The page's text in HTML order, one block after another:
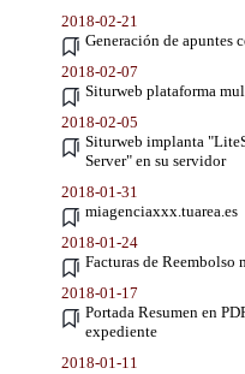
2018-02-21
Generación de apuntes
2018-02-07
Siturweb plataforma
2018-02-05
Siturweb implanta
Server" en su servidor
2018-01-31
miagenciaxxx.tuarea.es
2018-01-24
Facturas de Reembolso
2018-01-17
Portada Resumen en
expediente
2018-01-11